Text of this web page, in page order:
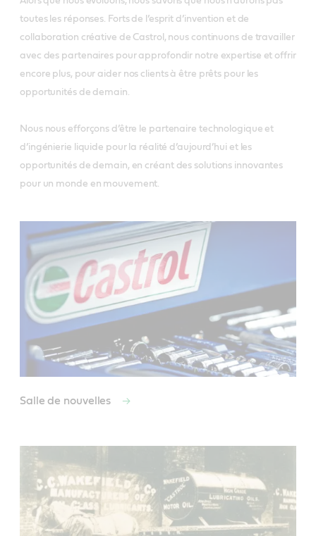
toutes les réponses. Forts de l’esprit d’invention et de
collaboration créative de Castrol, nous continuons de travailler
avec des partenaires pour approfondir notre expertise et offrir
encore plus, pour aider nos clients à être prêts pour les
opportunités de demain.
Nous nous efforçons d’être le partenaire technologique et
d’ingénierie liquide pour la réalité d’aujourd’hui et les
opportunités de demain, en créant des solutions innovantes
pour un monde en mouvement.
Salle de nouvelles